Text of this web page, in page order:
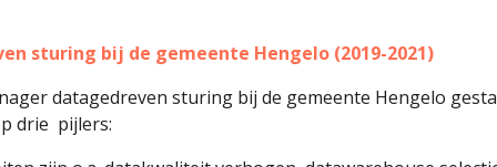
sturing bij de gemeente Hengelo (2019-2021)
datagedreven sturing bij de gemeente Hengelo
drie pijlers: